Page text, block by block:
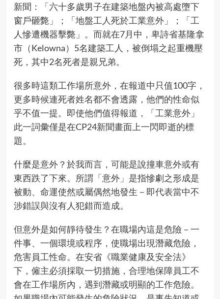
新聞：「六十多歲男子在建築地盤內被高處墮下
窗戶砸斃」；「地盤工人死於工業意外」；「工
人慘遭機器擊斃」。而就在7月中，卑詩省基隆拿
市（Kelowna）5名建築工人，被倒塌之起重機壓
死，其中2名死者是親兄弟。
很多時這類工作場所意外，在報道中只值100字，
更多時候連死者姓名都不會透露，他們的性命似
乎不值一提。即使他們值得報道，「工業意外」
此一詞彙僅是在CP24新聞畫面上一閃即逝的標
題。
什麼是意外？於我而言，可能是說撞車意外或有
東西跌了下來。所謂「意外」是指慘劇之形成是
被動、命運使然或屬偶然地發生－即代表當中不
涉錯誤與沒有人犯錯而造成。
但意外是如何靜待發生？在職場內這是危險－一
件事、一個環境或程序，使職場出現潛藏危險，
危害員工性命。在安省《職業健康及安全法》
下，僱主必須採取一切措施，合理地保障員工不
會在工作場所內，遇到潛藏或明顯的工作危險。